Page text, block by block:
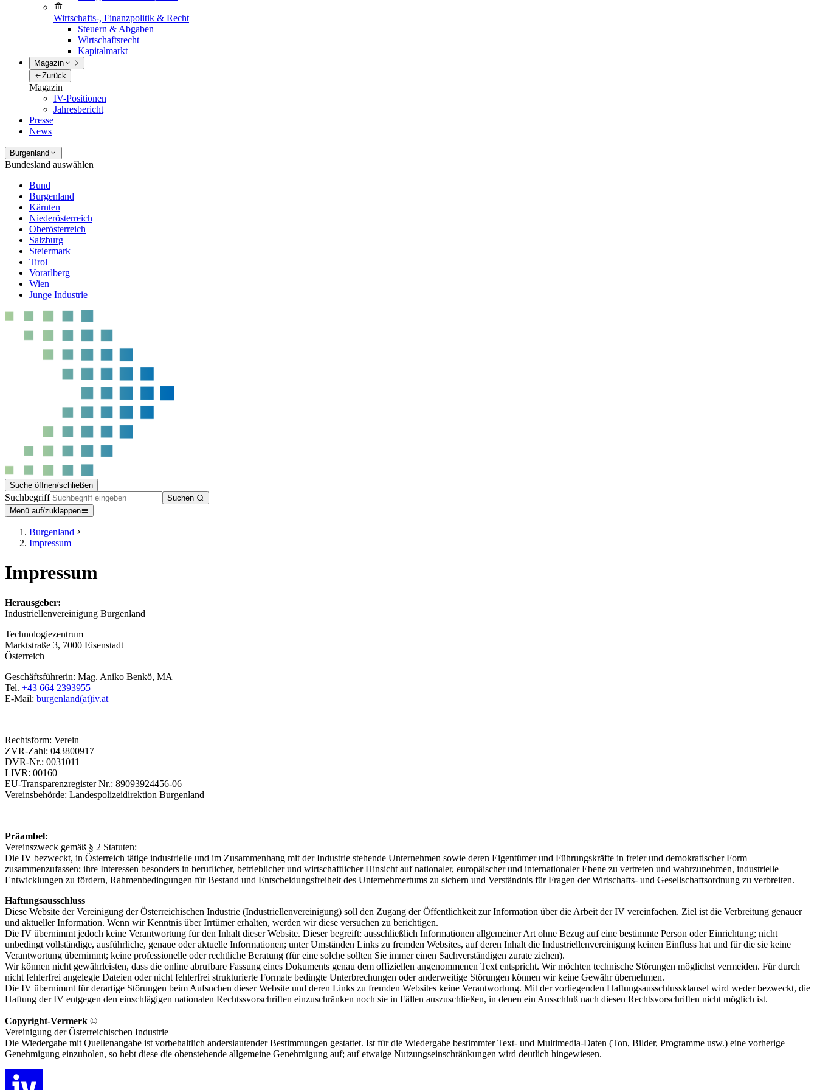
Wirtschafts-, Finanzpolitik & Recht
Steuern & Abgaben
Wirtschaftsrecht
Kapitalmarkt
Magazin
Zurück
Magazin
IV-Positionen
Jahresbericht
Presse
News
Burgenland
Bundesland auswählen
Bund
Burgenland
Kärnten
Niederösterreich
Oberösterreich
Salzburg
Steiermark
Tirol
Vorarlberg
Wien
Junge Industrie
Suche öffnen/schließen
Suchbegriff
Suchen
Menü auf/zuklappen
Burgenland
Impressum
Impressum
Herausgeber:
Industriellenvereinigung Burgenland
Technologiezentrum
Marktstraße 3, 7000 Eisenstadt
Österreich
Geschäftsführerin: Mag. Aniko Benkö, MA
Tel. +43 664 2393955
E-Mail: burgenland(at)iv.at
Rechtsform: Verein
ZVR-Zahl: 043800917
DVR-Nr.: 0031011
LIVR: 00160
EU-Transparenzregister Nr.: 89093924456-06
Vereinsbehörde: Landespolizeidirektion Burgenland
Präambel:
Vereinszweck gemäß § 2 Statuten:
Die IV bezweckt, in Österreich tätige industrielle und im Zusammenhang mit der Industrie stehende Unternehmen sowie deren Eigentümer und Führungskräfte in freier und demokratischer Form
zusammenzufassen; ihre Interessen besonders in beruflicher, betrieblicher und wirtschaftlicher Hinsicht auf nationaler, europäischer und internationaler Ebene zu vertreten und wahrzunehmen, industrielle
Entwicklungen zu fördern, Rahmenbedingungen für Bestand und Entscheidungsfreiheit des Unternehmertums zu sichern und Verständnis für Fragen der Wirtschafts- und Gesellschaftsordnung zu verbreiten.
Haftungsausschluss
Diese Website der Vereinigung der Österreichischen Industrie (Industriellenvereinigung) soll den Zugang der Öffentlichkeit zur Information über die Arbeit der IV vereinfachen. Ziel ist die Verbreitung genauer
und aktueller Information. Wenn wir Kenntnis über Irrtümer erhalten, werden wir diese versuchen zu berichtigen.
Die IV übernimmt jedoch keine Verantwortung für den Inhalt dieser Website. Dieser begreift: ausschließlich Informationen allgemeiner Art ohne Bezug auf eine bestimmte Person oder Einrichtung; nicht
unbedingt vollständige, ausführliche, genaue oder aktuelle Informationen; unter Umständen Links zu fremden Websites, auf deren Inhalt die Industriellenvereinigung keinen Einfluss hat und für die sie keine
Verantwortung übernimmt; keine professionelle oder rechtliche Beratung (für eine solche sollten Sie immer einen Sachverständigen zurate ziehen).
Wir können nicht gewährleisten, dass die online abrufbare Fassung eines Dokuments genau dem offiziellen angenommenen Text entspricht. Wir möchten technische Störungen möglichst vermeiden. Für durch
nicht fehlerfrei angelegte Dateien oder nicht fehlerfrei strukturierte Formate bedingte Unterbrechungen oder anderweitige Störungen können wir keine Gewähr übernehmen.
Die IV übernimmt für derartige Störungen beim Aufsuchen dieser Website und deren Links zu fremden Websites keine Verantwortung. Mit der vorliegenden Haftungsausschlussklausel wird weder bezweckt, die
Haftung der IV entgegen den einschlägigen nationalen Rechtssvorschriften einzuschränken noch sie in Fällen auszuschließen, in denen ein Ausschluß nach diesen Rechtsvorschriften nicht möglich ist.
Copyright-Vermerk ©
Vereinigung der Österreichischen Industrie
Die Wiedergabe mit Quellenangabe ist vorbehaltlich anderslautender Bestimmungen gestattet. Ist für die Wiedergabe bestimmter Text- und Multimedia-Daten (Ton, Bilder, Programme usw.) eine vorherige
Genehmigung einzuholen, so hebt diese die obenstehende allgemeine Genehmigung auf; auf etwaige Nutzungseinschränkungen wird deutlich hingewiesen.